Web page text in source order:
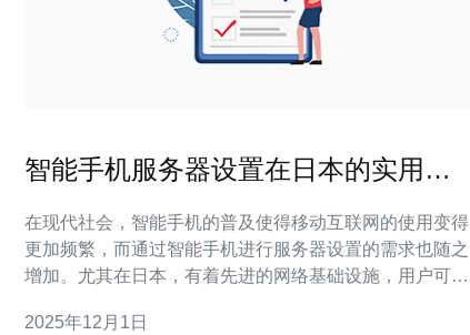
智能手机服务器设置在日本的实用技
在现代社会，智能手机的普及使得移动互联网的使用变得
更加频繁，而通过智能手机进行服务器设置的需求也随之
增加。尤其在日本，有着先进的网络基础设施，用户可以
一些实用技巧，帮助用户更高效地进行智能手机服务器设
2025年12月1日